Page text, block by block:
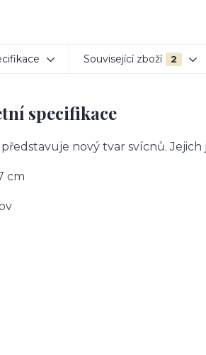
Související zboží 2
specifikace
nový tvar svícnů.
cm